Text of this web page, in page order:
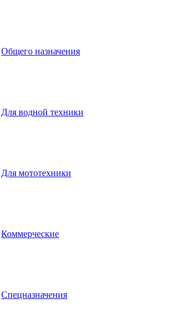
Общего назначения
Для водной техники
Для мототехники
Коммерческие
Спецназначения